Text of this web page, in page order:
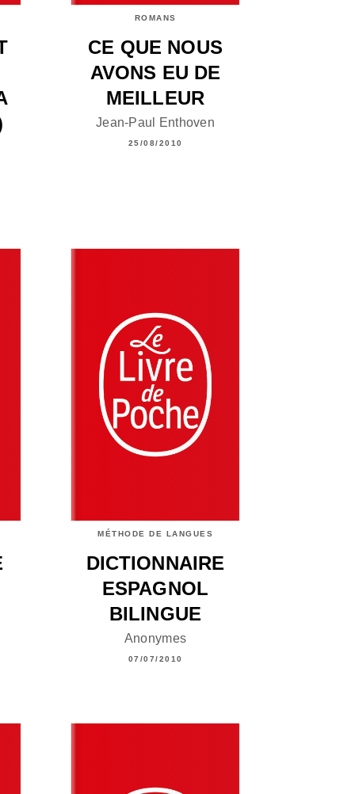
ROMANS
CE QUE NOUS
AVONS EU DE
MEILLEUR
Jean-Paul Enthoven
25/08/2010
MÉTHODE DE LANGUES
DICTIONNAIRE
ESPAGNOL
BILINGUE
Anonymes
07/07/2010